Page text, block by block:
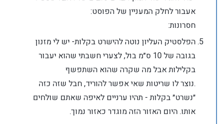
אעבור לחלק המעניין של הפוסט:
חסרונות:
הפלסטיק העליון נוטה להישרט בקלות- יש לי מזנון
בגובה של 10 ס״מ בול, לצערי חשבתי שהוא יעבור
בקלילות אבל מה שקרה שהוא השתפשף
.נוצר לו שריטות שאי אפשר להוריד, חבל שזה כזה
״נשרט״ בקלות - תהיו ערניים לאיפה שאתם שולחים
אותו. היום האזור הזה מוגדר כאזור נמוך.